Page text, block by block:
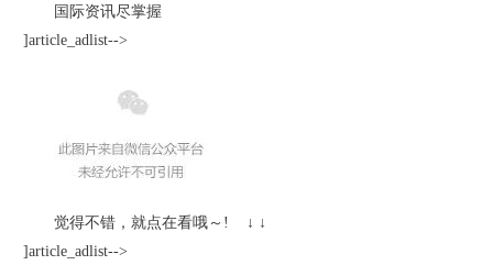
国际资讯尽掌握
]article_adlist-->
觉得不错，就点在看哦～! ↓ ↓
]article_adlist-->